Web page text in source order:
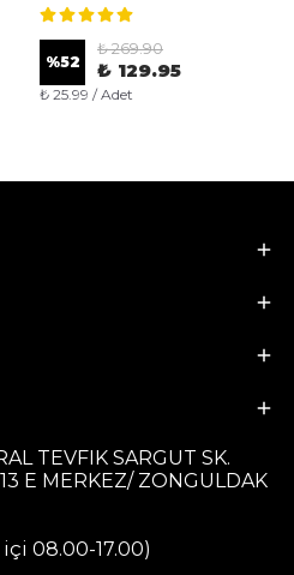
%52
₺ 269.90
₺ 129.95
₺ 25.99 / Adet
TEVFIK SARGUT SK.
E MERKEZ/ ZONGULDAK
08.00-17.00)